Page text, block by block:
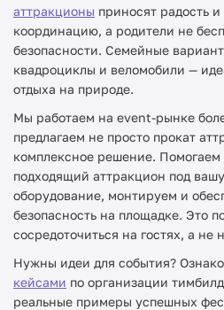
аттракционы приносят радость
координацию, а родители не
безопасности. Семейные
квадроциклы и веломобили —
отдыха на природе.
Мы работаем на event-рынке
предлагаем не просто прокат
комплексное решение. Помогаем
подходящий аттракцион под
оборудование, монтируем и
безопасность на площадке. Это
сосредоточиться на гостях, а не
Нужны идеи для события?
кейсами по организации
реальные примеры успешных